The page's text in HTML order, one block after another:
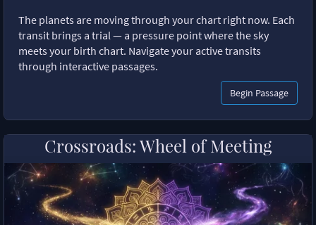
The planets are moving through your chart right now. Each
transit brings a trial — a pressure point where the sky
meets your birth chart. Navigate your active transits
through interactive passages.
Begin Passage
Crossroads: Wheel of Meeting